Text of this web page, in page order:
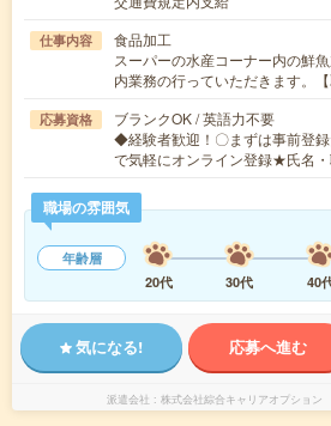
仕事内容
食品加工
スーパーの水産コーナー内の鮮
内業務の行っていただきます。
応募資格
ブランクOK / 英語力不要
◆経験者歓迎！〇まずは事前登
で気軽にオンライン登録★氏名
職場の雰囲気
年齢層
20代
30代 40
気になる! 応募へ進む
派遣会社 株式会社綜合キャリアオプション